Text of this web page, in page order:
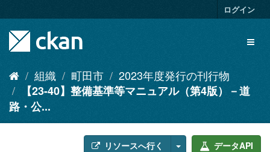
キ
ログイン
組織 町田市
2023年度発行の刊行物
【23-40】整備基準等マニュアル（第4版）－道
路・公...
リソースへ行く データAPI